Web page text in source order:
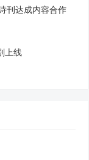
刊达成内容合作
上线